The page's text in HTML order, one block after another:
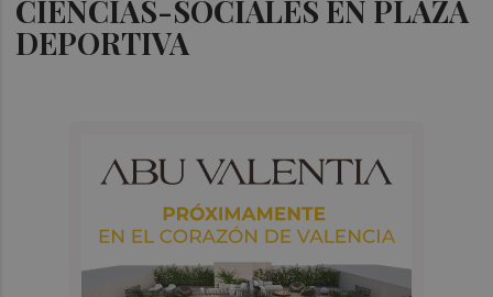
CIENCIAS-SOCIALES EN PLAZA
DEPORTIVA